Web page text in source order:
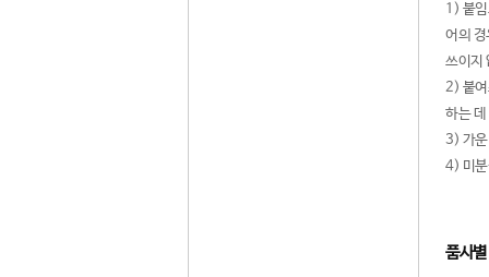
1) 붙
어의
쓰이지
2) 붙여
하는
3) 가운
4) 미분
품사